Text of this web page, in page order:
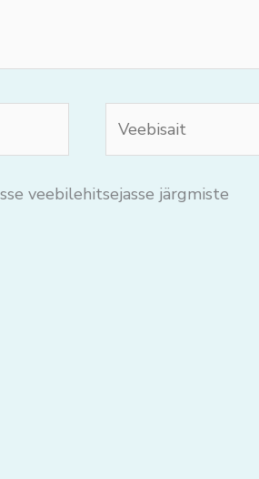
veebilehitsejasse järgmiste